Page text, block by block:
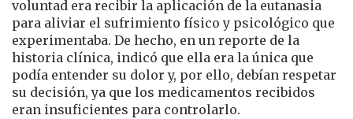
voluntad era recibir la aplicación de la eutanasia
para aliviar el sufrimiento físico y psicológico que
experimentaba. De hecho, en un reporte de la
historia clínica, indicó que ella era la única que
podía entender su dolor y, por ello, debían respetar
su decisión, ya que los medicamentos recibidos
eran insuficientes para controlarlo.